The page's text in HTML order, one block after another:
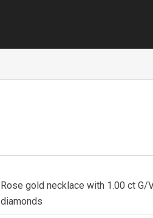
Rose gold necklace with 1.00 ct G/
diamonds